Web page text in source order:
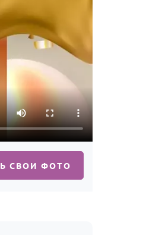
СВОИ ФОТО